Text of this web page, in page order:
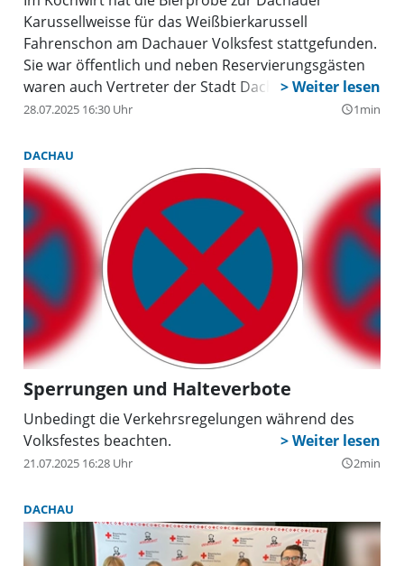
Karussellweisse für das Weißbierkarussell
Fahrenschon am Dachauer Volksfest stattgefunden.
Sie war öffentlich und neben Reservierungsgästen
waren auch Vertreter der Stadt Dachau sowie die
Familie Fahrenschon vertreten. Die Gäste der
Karussellweisse sehr gelobt und als äußerst süffig
und sommerlich-frisch bewertet.
28.07.2025 16:30 Uhr query_builder1min
DACHAU
Sperrungen und Halteverbote
Unbedingt die Verkehrsregelungen während des
Volksfestes beachten.
21.07.2025 16:28 Uhr query_builder2min
DACHAU